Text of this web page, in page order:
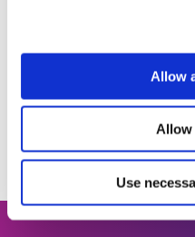
Allow
Allow
Use
Dymax distribuye
CONTÁCTANOS